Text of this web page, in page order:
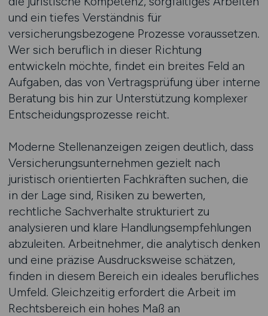
und ein tiefes Verständnis für
versicherungsbezogene Prozesse voraussetzen.
Wer sich beruflich in dieser Richtung
entwickeln möchte, findet ein breites Feld an
Aufgaben, das von Vertragsprüfung über interne
Beratung bis hin zur Unterstützung komplexer
Entscheidungsprozesse reicht.
Moderne Stellenanzeigen zeigen deutlich, dass
Versicherungsunternehmen gezielt nach
juristisch orientierten Fachkräften suchen, die
in der Lage sind, Risiken zu bewerten,
rechtliche Sachverhalte strukturiert zu
analysieren und klare Handlungsempfehlungen
abzuleiten. Arbeitnehmer, die analytisch denken
und eine präzise Ausdrucksweise schätzen,
finden in diesem Bereich ein ideales berufliches
Umfeld. Gleichzeitig erfordert die Arbeit im
Rechtsbereich ein hohes Maß an